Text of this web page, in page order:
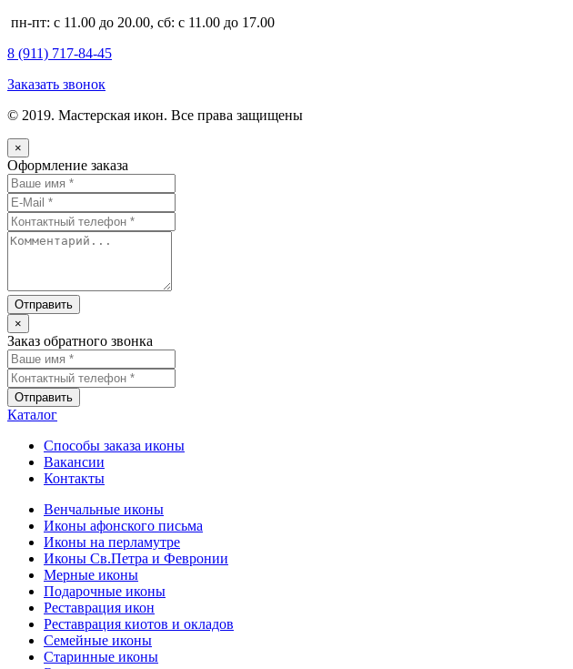
пн-пт: с 11.00 до 20.00, сб: с 11.00 до 17.00
8 (911) 717-84-45
Заказать звонок
© 2019. Мастерская икон. Все права защищены
×
Оформление заказа
×
Заказ обратного звонка
Каталог
Способы заказа иконы
Вакансии
Контакты
Венчальные иконы
Иконы афонского письма
Иконы на перламутре
Иконы Св.Петра и Февронии
Мерные иконы
Подарочные иконы
Реставрация икон
Реставрация киотов и окладов
Семейные иконы
Старинные иконы